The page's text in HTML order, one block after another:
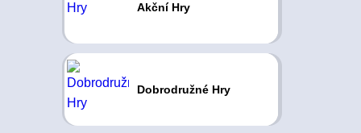
Akční Hry
Dobrodružné Hry